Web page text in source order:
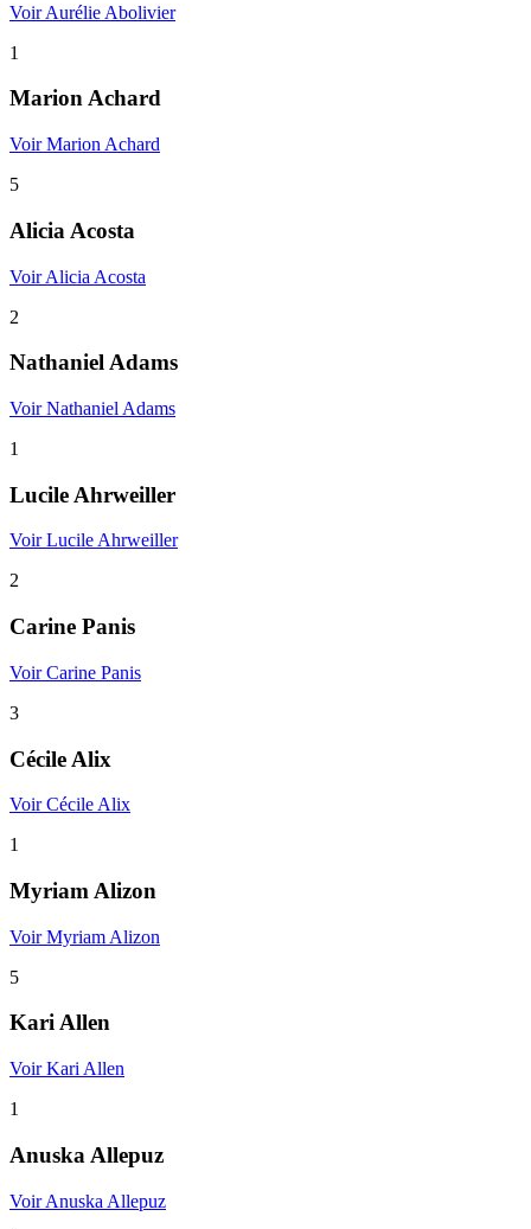
Voir Aurélie Abolivier
1
Marion Achard
Voir Marion Achard
5
Alicia Acosta
Voir Alicia Acosta
2
Nathaniel Adams
Voir Nathaniel Adams
1
Lucile Ahrweiller
Voir Lucile Ahrweiller
2
Carine Panis
Voir Carine Panis
3
Cécile Alix
Voir Cécile Alix
1
Myriam Alizon
Voir Myriam Alizon
5
Kari Allen
Voir Kari Allen
1
Anuska Allepuz
Voir Anuska Allepuz